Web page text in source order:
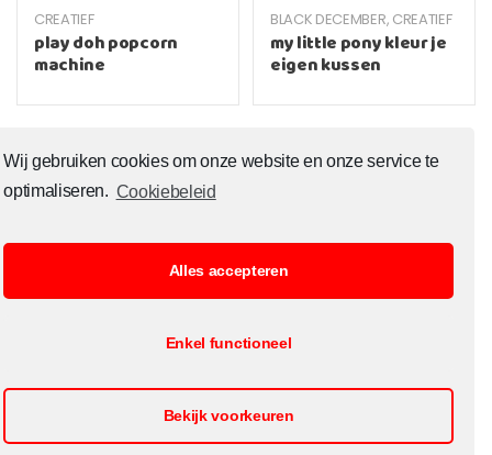
Wij gebruiken cookies om onze website en onze service te
optimaliseren. Cookiebeleid
Alles accepteren
Enkel functioneel
Bekijk voorkeuren
CREATIEF
play doh popcorn
machine
BLACK DECEMBER, CREATIEF
my little pony kleur je
eigen kussen